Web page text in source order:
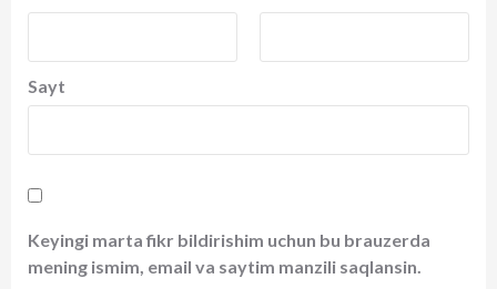
Sayt
Keyingi marta fikr bildirishim uchun bu brauzerda
mening ismim, email va saytim manzili saqlansin.